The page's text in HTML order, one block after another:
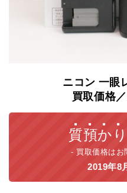
ニコン 一眼
買取価格
質預かり
買取価格はお
2019年8